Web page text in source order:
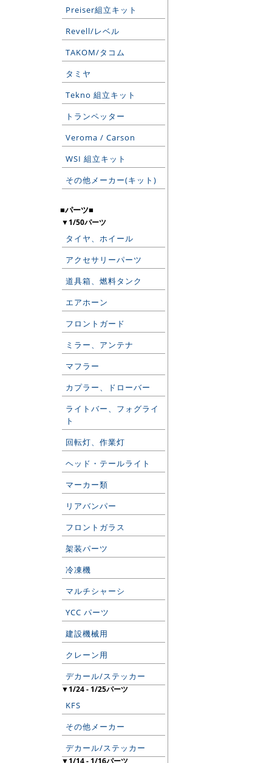
Preiser組立キット
Revell/レベル
TAKOM/タコム
タミヤ
Tekno 組立キット
トランペッター
Veroma / Carson
WSI 組立キット
その他メーカー(キット)
■パーツ■
▼1/50パーツ
タイヤ、ホイール
アクセサリーパーツ
道具箱、燃料タンク
エアホーン
フロントガード
ミラー、アンテナ
マフラー
カプラー、ドローバー
ライトバー、フォグライ
ト
回転灯、作業灯
ヘッド・テールライト
マーカー類
リアバンパー
フロントガラス
架装パーツ
冷凍機
マルチシャーシ
YCC パーツ
建設機械用
クレーン用
デカール/ステッカー
▼1/24 - 1/25パーツ
KFS
その他メーカー
デカール/ステッカー
▼1/14 - 1/16パーツ